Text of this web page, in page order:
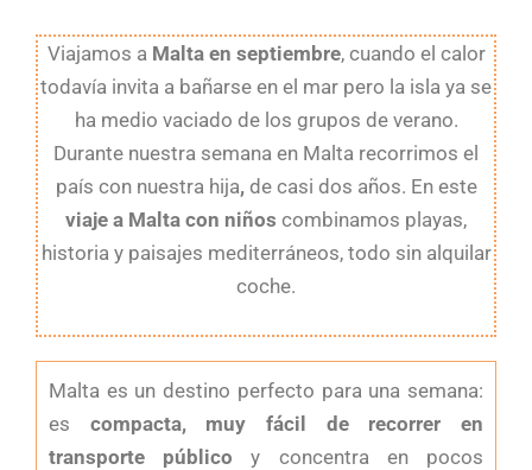
Viajamos a Malta en septiembre, cuando el calor
todavía invita a bañarse en el mar pero la isla ya se
ha medio vaciado de los grupos de verano.
Durante nuestra semana en Malta recorrimos el
país con nuestra hija, de casi dos años. En este
viaje a Malta con niños combinamos playas,
historia y paisajes mediterráneos, todo sin alquilar
coche.
Malta es un destino perfecto para una semana:
es compacta, muy fácil de recorrer en
transporte público y concentra en pocos